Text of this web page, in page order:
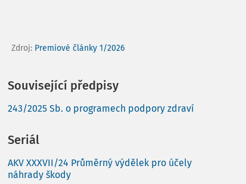
Zdroj: Premiové články 1/2026
Související předpisy
243/2025 Sb. o programech podpory zdraví
Seriál
AKV XXXVII/24 Průměrný výdělek pro účely
náhrady škody